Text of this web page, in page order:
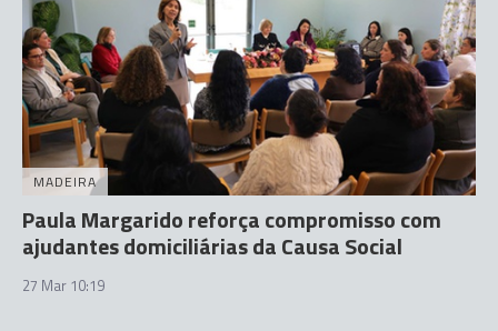
MADEIRA
Paula Margarido reforça compromisso com
ajudantes domiciliárias da Causa Social
27 Mar 10:19